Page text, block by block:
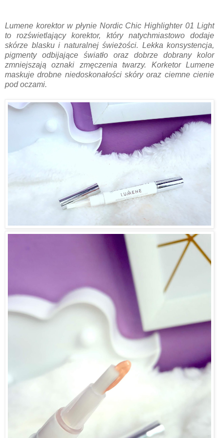
Lumene korektor w płynie Nordic Chic Highlighter 01 Light
to rozświetlający korektor, który natychmiastowo dodaje
skórze blasku i naturalnej świeżości. Lekka konsystencja,
pigmenty odbijające światło oraz dobrze dobrany kolor
zmniejszają oznaki zmęczenia twarzy. Korketor Lumene
maskuje drobne niedoskonałości skóry oraz ciemne cienie
pod oczami.